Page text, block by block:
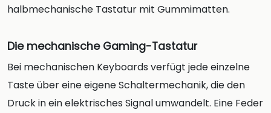
halbmechanische Tastatur mit Gummimatten.
Die mechanische Gaming-Tastatur
Bei mechanischen Keyboards verfügt jede einzelne
Taste über eine eigene Schaltermechanik, die den
Druck in ein elektrisches Signal umwandelt. Eine Feder